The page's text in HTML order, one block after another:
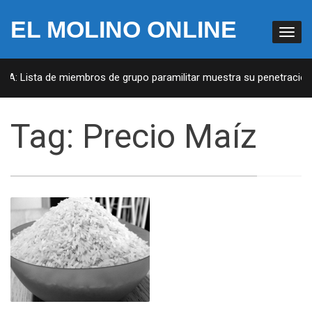
EL MOLINO ONLINE
Lista de miembros de grupo paramilitar muestra su penetración
Tag: Precio Maíz